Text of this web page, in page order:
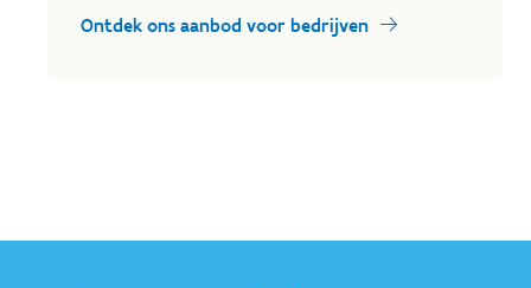
Ontdek ons aanbod voor bedrijven